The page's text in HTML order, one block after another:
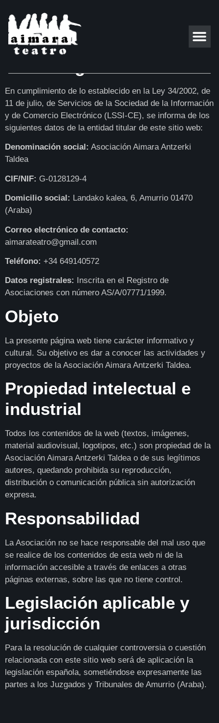
En cumplimiento de lo establecido en la Ley 34/2002, de
11 de julio, de Servicios de la Sociedad de la Información
y de Comercio Electrónico (LSSI-CE), se informa de los
siguientes datos de la entidad titular de este sitio web:
Denominación social: Asociación Aimara Antzerki
Taldea
CIF/NIF: G-0128129-4
Domicilio social: Landako kalea, 6, Amurrio 01470
(Araba)
Correo electrónico de contacto:
aimarateatro@gmail.com
Teléfono: +34 649140572
Datos registrales:
Inscrita en el Registro de
Asociaciones con número AS/A/07771/1999.
Objeto
La presente página web tiene carácter informativo y
cultural. Su objetivo es dar a conocer las actividades y
proyectos de la Asociación Aimara Antzerki Taldea.
Propiedad intelectual e
industrial
Todos los contenidos de la web (textos, imágenes,
material audiovisual, logotipos, etc.) son propiedad de la
Asociación Aimara Antzerki Taldea o de sus legítimos
autores, quedando prohibida su reproducción,
distribución o comunicación pública sin autorización
expresa.
Responsabilidad
La Asociación no se hace responsable del mal uso que
se realice de los contenidos de esta web ni de la
información accesible a través de enlaces a otras
páginas externas, sobre las que no tiene control.
Legislación aplicable y
jurisdicción
Para la resolución de cualquier controversia o cuestión
relacionada con este sitio web será de aplicación la
legislación española, sometiéndose expresamente las
partes a los Juzgados y Tribunales de Amurrio (Araba).